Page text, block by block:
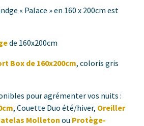
« Palace » en 160 x 200cm est
de 160x200cm
Box de 160x200cm, coloris gris
pour agrémenter vos nuits :
, Couette Duo été/hiver, Oreiller
Molleton ou Protège-